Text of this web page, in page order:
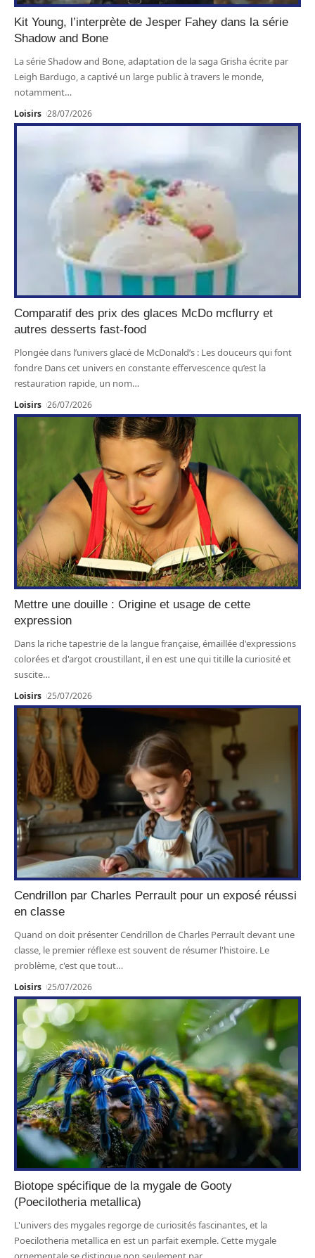
Kit Young, l’interprète de Jesper Fahey dans la série
Shadow and Bone
La série Shadow and Bone, adaptation de la saga Grisha écrite par
Leigh Bardugo, a captivé un large public à travers le monde,
notamment…
Loisirs 28/07/2026
Comparatif des prix des glaces McDo mcflurry et
autres desserts fast-food
Plongée dans l’univers glacé de McDonald’s : Les douceurs qui font
fondre Dans cet univers en constante effervescence qu’est la
restauration rapide, un nom…
Loisirs 26/07/2026
Mettre une douille : Origine et usage de cette
expression
Dans la riche tapestrie de la langue française, émaillée d'expressions
colorées et d'argot croustillant, il en est une qui titille la curiosité et
suscite…
Loisirs 25/07/2026
Cendrillon par Charles Perrault pour un exposé réussi
en classe
Quand on doit présenter Cendrillon de Charles Perrault devant une
classe, le premier réflexe est souvent de résumer l'histoire. Le
problème, c'est que tout…
Loisirs 25/07/2026
Biotope spécifique de la mygale de Gooty
(Poecilotheria metallica)
L'univers des mygales regorge de curiosités fascinantes, et la
Poecilotheria metallica en est un parfait exemple. Cette mygale